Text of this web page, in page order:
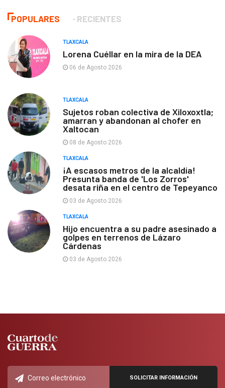
POPULARES RECIENTES
TLAXCALA
Lorena Cuéllar en la mira de la DEA
06 de Agosto 2026
TLAXCALA
Sujetos roban colectiva de Xiloxoxtla;
amarran y abandonan al chofer en
Xaltocan
08 de Agosto 2026
TLAXCALA
¡A escasos metros de la alcaldía!
Presunta banda de 'Los Zorros'
desata riña en el centro de Tepeyanco
03 de Agosto 2026
TLAXCALA
Hijo encuentra a su padre asesinado a
golpes en terrenos de Lázaro
Cárdenas
03 de Agosto 2026